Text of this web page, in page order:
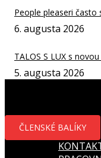
People pleaseri
6. augusta 2026
TALOS S LUX s
5. augusta 2026
ČLENSKÉ BALÍKY